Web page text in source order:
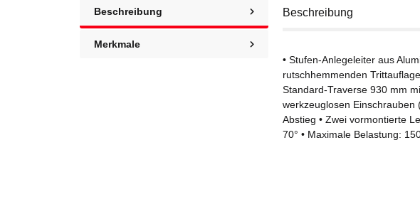
Beschreibung
Merkmale
Beschreibung
• Stufen-Anlegeleiter aus
rutschhemmenden
Standard-Traverse 930 mm
werkzeuglosen Einschrauben
Abstieg • Zwei vormontierte
70° • Maximale Belastung: